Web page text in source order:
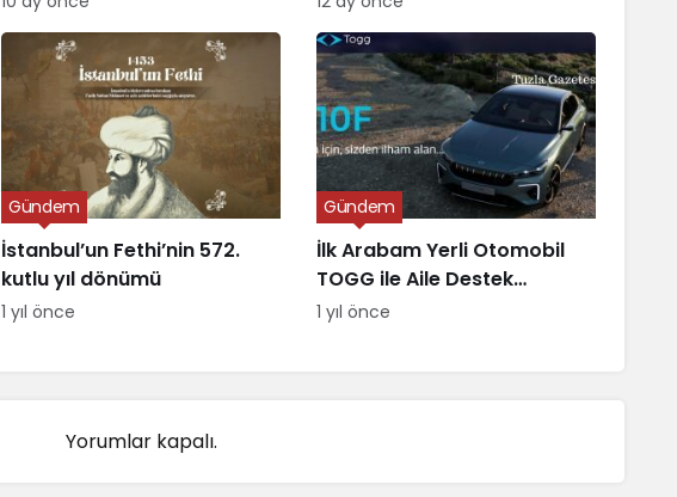
İstanbul’un Fethi’nin 572.
kutlu yıl dönümü
Gündem
1 yıl önce
İlk Arabam Yerli Otomobil
TOGG ile Aile Destek
Programı
Gündem
1 yıl önce
Yorumlar kapalı.